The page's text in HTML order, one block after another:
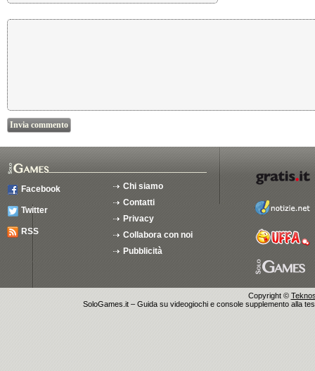
Facebook
Twitter
RSS
Chi siamo
Contatti
Privacy
Collabora con noi
Pubblicità
Copyright ©
SoloGames.it – Guida su videogiochi e console supplemento alla